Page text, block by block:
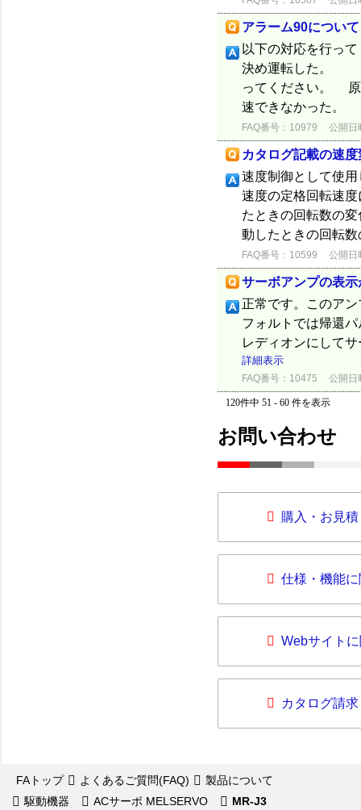
アラーム90について
以下の対応を行っ
決め運転した。
ってください。
速できなかった
FAQ番号：10979 公開日
カタログ記載の速
速度制御として使
速度の定格回転速
たときの回転数の
動したときの回転
FAQ番号：10599 公開日
サーボアンプの表
正常です。このア
フォルトでは帰還
レディオンにして
詳細表示
FAQ番号：10475 公開日
120件中 51 - 60 件を表示
お問い合わせ
購入・お見
仕様・機能
Webサイト
カタログ請求
FAトップ よくあるご質問(FAQ)
製品について
駆動機器
ACサーボ MELSERVO MR-J3